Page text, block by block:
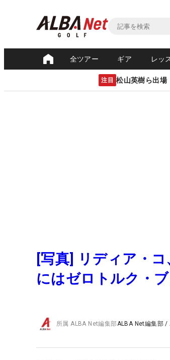
全ツアー ギア レッ
注目 松山英樹ら出
[写真] リディア・
にはゼロトルク・
所属ALBA Net編集部ALBA Net編集部 /